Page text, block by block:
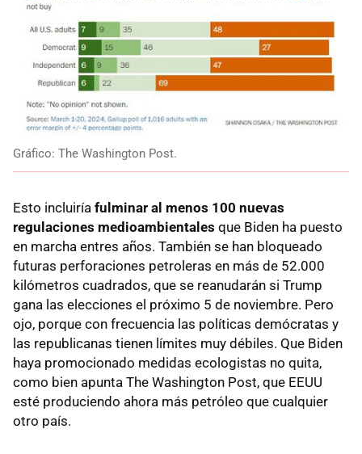
Gráfico: The Washington Post.
Esto incluiría fulminar al menos 100 nuevas
regulaciones medioambientales que Biden ha puesto
en marcha entres años. También se han bloqueado
futuras perforaciones petroleras en más de 52.000
kilómetros cuadrados, que se reanudarán si Trump
gana las elecciones el próximo 5 de noviembre. Pero
ojo, porque con frecuencia las políticas demócratas y
las republicanas tienen límites muy débiles. Que Biden
haya promocionado medidas ecologistas no quita,
como bien apunta The Washington Post, que EEUU
esté produciendo ahora más petróleo que cualquier
otro país.